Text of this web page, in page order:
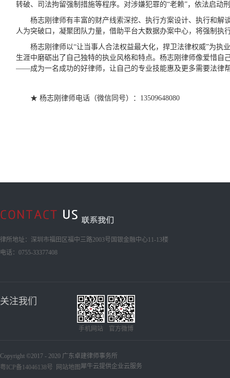
转破、司法拘留强制措施等程序。对涉嫌犯罪的“老赖”，依法启动
杨志刚律师有丰富的财产线索深挖、执行方案设计、执行和
人为突破口，凝聚团队力量，借助平台大数据办案中心，将强制执
杨志刚律师以“让当事人合法权益最大化，捍卫法律权威”为执
生涯中磨砺出了自己独特的执业风格和特点。杨志刚律师像爱惜
——成为一名成功的好律师，让自己的专业技能惠及更多需要法律
★ 杨志刚律师电话（微信同号）：13509648080
Copyright ©2017 - 2020 广东卓建律师事务所
粤ICP备14046138号 网站地图 犀牛云提供企业云服务
律所地址：深圳市福田区福中三路2003号国银金融中心11-13楼
电话：0755-33377408
关注我们
手机网站 官方微博